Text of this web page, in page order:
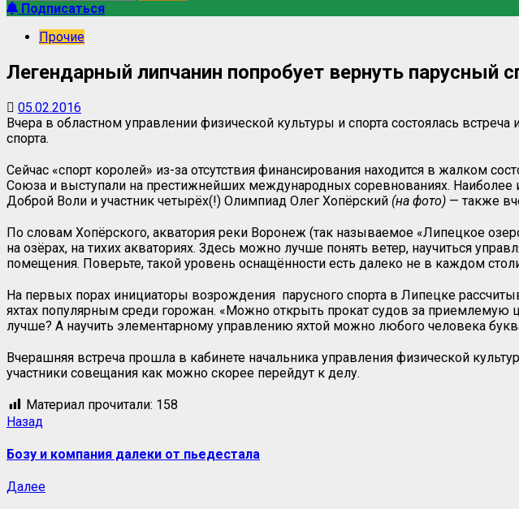
Подписаться
Прочие
Легендарный липчанин попробует вернуть парусный
05.02.2016
Вчера в областном управлении физической культуры и спорта состоялась
спорта.
Сейчас «спорт королей» из-за отсутствия финансирования находится в жалком
Союза и выступали на престижнейших международных соревнованиях.
Доброй Воли и участник четырёх(!) Олимпиад Олег Хопёрский (на фото) — также
По словам Хопёрского, акватория реки Воронеж (так называемое «Липецкое
на озёрах, на тихих акваториях. Здесь можно лучше понять ветер, научиться
помещения. Поверьте, такой уровень оснащённости есть далеко не в каждом
На первых порах инициаторы возрождения парусного спорта в Липецке
яхтах популярным среди горожан. «Можно открыть прокат судов за
лучше? А научить элементарному управлению яхтой можно любого человека
Вчерашняя встреча прошла в кабинете начальника управления физической
участники совещания как можно скорее перейдут к делу.
Материал прочитали: 158
Назад
Бозу и компания далеки от пьедестала
Далее